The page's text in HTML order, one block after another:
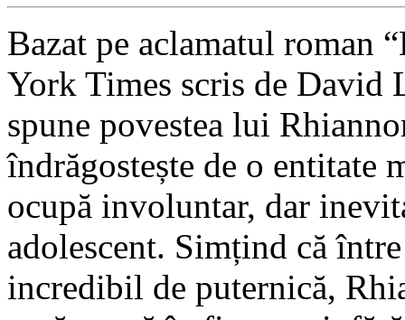
Bazat pe aclamatul roman
York Times scris de David
spune povestea lui
îndrăgostește de o entitate
ocupă involuntar, dar
adolescent. Simțind că
incredibil de puternică,